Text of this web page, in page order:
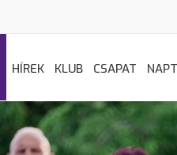
HÍREK KLUB CSAPAT